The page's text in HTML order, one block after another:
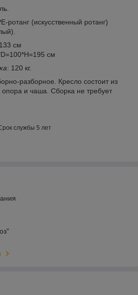
ротанг (искусственный ротанг)
см
см
: 120 кг.
разборное. Кресло состоит из
опора и чаша. Сборка не требует
службы 5 лет